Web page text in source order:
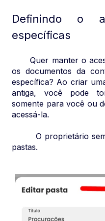
Definindo o
específicas
Quer manter o
os documentos da
específica? Ao criar
antiga, você pode
somente para você ou
acessá-la.
O proprietário
pastas.